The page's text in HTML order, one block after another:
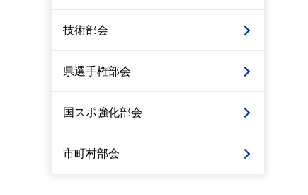
技術部会
県選手権部会
国スポ強化部会
市町村部会